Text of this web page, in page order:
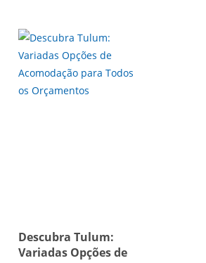
Descubra Tulum:
Variadas Opções de